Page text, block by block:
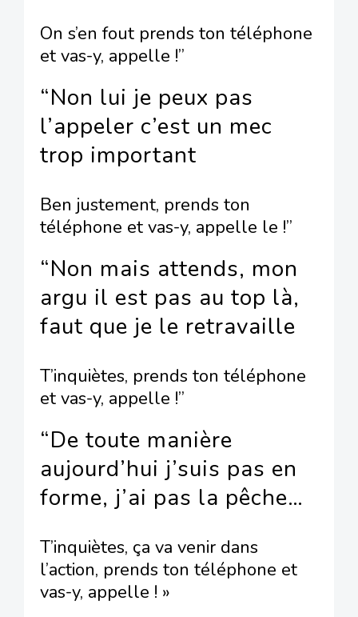
On s’en fout prends ton téléphone
et vas-y, appelle !”
“Non lui je peux pas
l’appeler c’est un mec
trop important
Ben justement, prends ton
téléphone et vas-y, appelle le !”
“Non mais attends, mon
argu il est pas au top là,
faut que je le retravaille
T’inquiètes, prends ton téléphone
et vas-y, appelle !”
“De toute manière
aujourd’hui j’suis pas en
forme, j’ai pas la pêche…
T’inquiètes, ça va venir dans
l’action, prends ton téléphone et
vas-y, appelle ! »